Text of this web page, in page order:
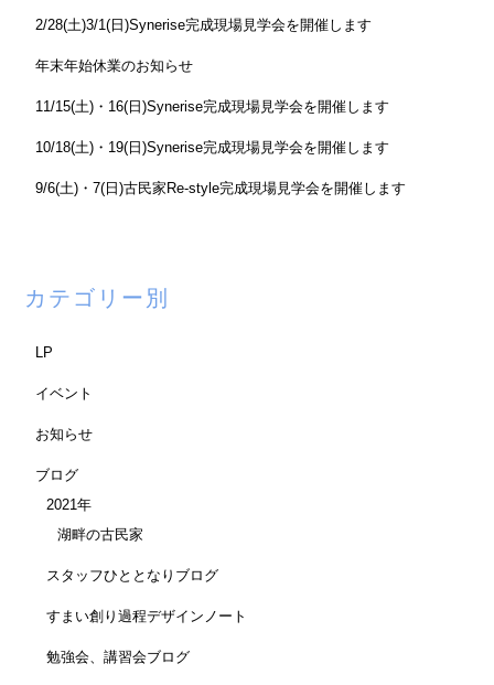
2/28(土)3/1(日)Synerise完成現場見学会を開催します
年末年始休業のお知らせ
11/15(土)・16(日)Synerise完成現場見学会を開催します
10/18(土)・19(日)Synerise完成現場見学会を開催します
9/6(土)・7(日)古民家Re-style完成現場見学会を開催します
カテゴリー別
LP
イベント
お知らせ
ブログ
2021年
湖畔の古民家
スタッフひととなりブログ
すまい創り過程デザインノート
勉強会、講習会ブログ